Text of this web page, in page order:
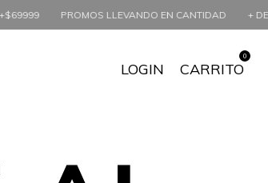
EN CANTIDAD + DE 10000 CLIENTAS YA
LOGIN CARRITO
0